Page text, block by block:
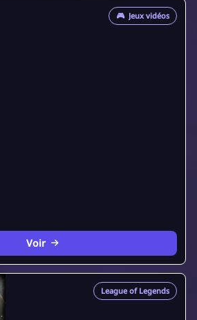
🎮 Jeux vidéos
Voir
League of Legends